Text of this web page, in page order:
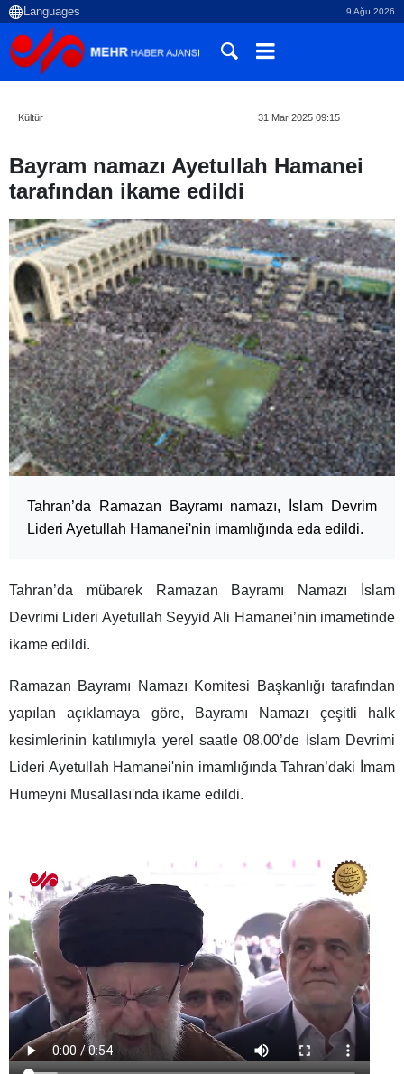
9 Ağu 2026
Kültür 31 Mar 2025 09:15
Bayram namazı Ayetullah Hamanei
tarafından ikame edildi
Tahran’da Ramazan Bayramı namazı, İslam Devrim
Lideri Ayetullah Hamanei'nin imamlığında eda edildi.
Tahran’da mübarek Ramazan Bayramı Namazı İslam
Devrimi Lideri Ayetullah Seyyid Ali Hamanei’nin imametinde
ikame edildi.
Ramazan Bayramı Namazı Komitesi Başkanlığı tarafından
yapılan açıklamaya göre, Bayramı Namazı çeşitli halk
kesimlerinin katılımıyla yerel saatle 08.00’de İslam Devrimi
Lideri Ayetullah Hamanei'nin imamlığında Tahran’daki İmam
Humeyni Musallası'nda ikame edildi.